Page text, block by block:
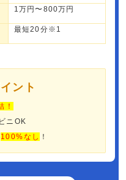
1万円〜800万円
最短20分※1
ント
！
ニOK
100%なし ！